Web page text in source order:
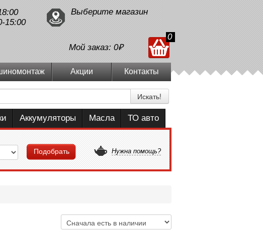
15:00
Выберите магазин
Мой заказ: 0₽
0
Акции Контакты
Искать!
Аккумуляторы Масла ТО авто
Подобрать Нужна помощь?